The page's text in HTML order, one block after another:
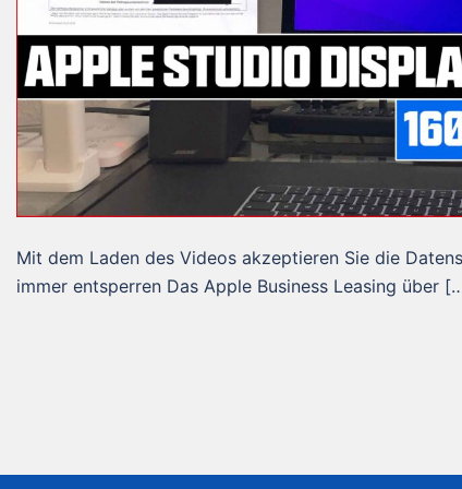
Mit dem Laden des Videos akzeptieren Sie die
immer entsperren Das Apple Business Leasing über